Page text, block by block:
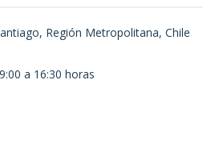
Región Metropolitana, Chile
a 16:30 horas